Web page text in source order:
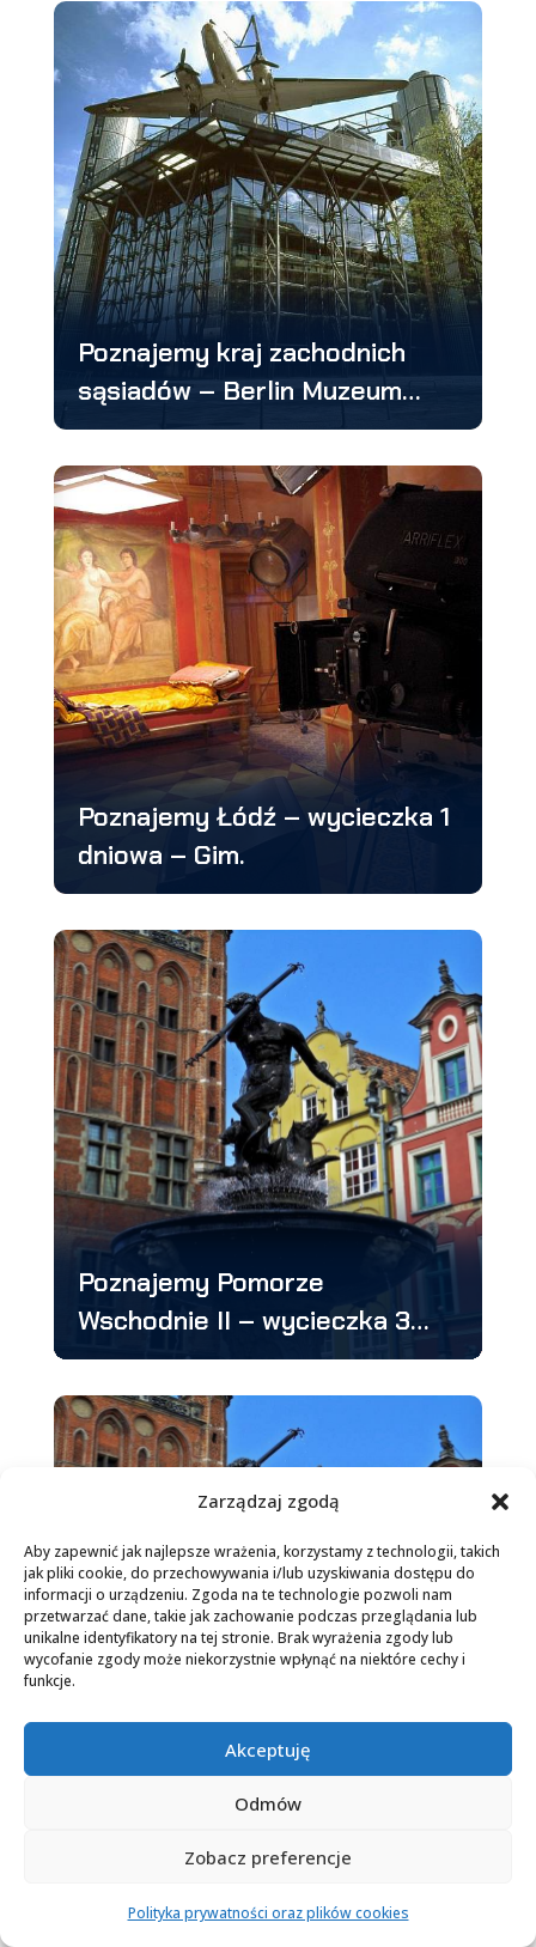
Zarządzaj zgodą
Aby zapewnić jak najlepsze wrażenia, korzystamy z technologii, takich
jak pliki cookie, do przechowywania i/lub uzyskiwania dostępu do
informacji o urządzeniu. Zgoda na te technologie pozwoli nam
przetwarzać dane, takie jak zachowanie podczas przeglądania lub
unikalne identyfikatory na tej stronie. Brak wyrażenia zgody lub
wycofanie zgody może niekorzystnie wpłynąć na niektóre cechy i
funkcje.
Akceptuję
Odmów
Zobacz preferencje
Polityka prywatności oraz plików cookies
Poznajemy kraj zachodnich
sąsiadów – Berlin Muzeum
Techniki
Poznajemy Łódź – wycieczka 1
dniowa – Gim.
Poznajemy Pomorze
Wschodnie II – wycieczka 3
dniowa, (Kaszuby, Gdynia,
Gdańsk)
Poznajemy Pomorze
Wschodnie I – 3 dni, (Kaszuby,